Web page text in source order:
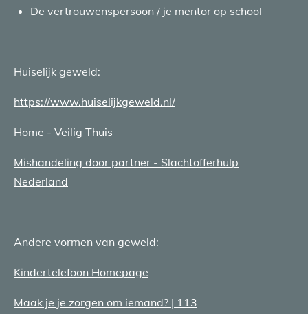
De vertrouwenspersoon / je mentor op school
Huiselijk geweld:
https://www.huiselijkgeweld.nl/
Home - Veilig Thuis
Mishandeling door partner - Slachtofferhulp
Nederland
Andere vormen van geweld:
Kindertelefoon Homepage
Maak je je zorgen om iemand? | 113